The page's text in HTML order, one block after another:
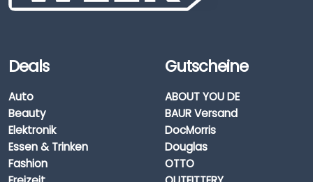
Deals
Auto
Beauty
Elektronik
Essen & Trinken
Fashion
Gutscheine
ABOUT YOU DE
BAUR Versand
DocMorris
Douglas
OTTO